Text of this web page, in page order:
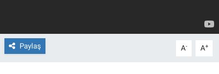
Paylaş A- A+
Günün görüntüsü